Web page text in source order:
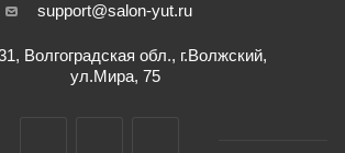
support@salon-yut.ru
Волгоградская обл., г.Волжский,
ул.Мира, 75